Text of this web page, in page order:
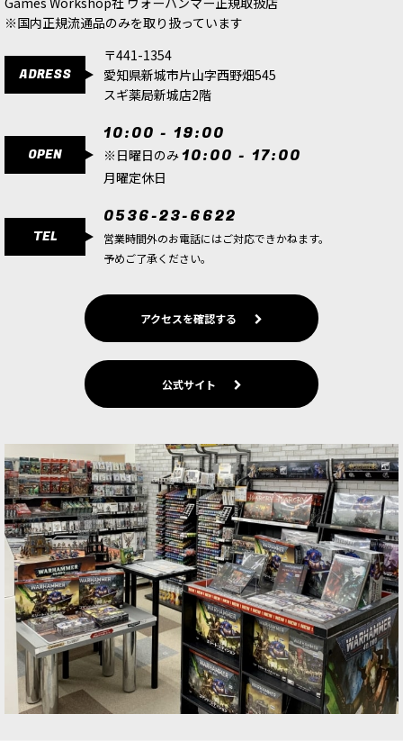
希望小売価格 :500円
※国内正規流通品のみを取り扱っています
ADRESS
〒441-1354
愛知県新城市片山字西野畑545
スギ薬局新城店2階
OPEN
10:00 - 19:00
※日曜日のみ 10:00 - 17:00
月曜定休日
TEL
0536-23-6622
営業時間外のお電話にはご対応できかねます。
予めご了承ください。
アクセスを確認する
公式サイト